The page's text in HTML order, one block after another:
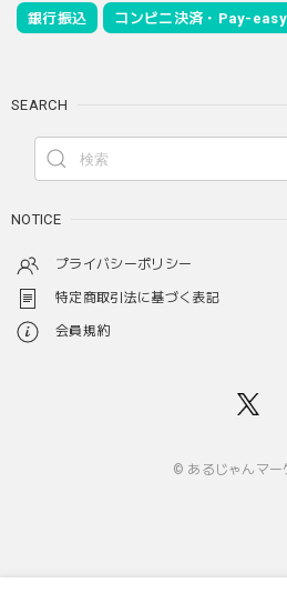
銀行振込 コンビニ決済・Pay-easy
SEARCH
NOTICE
プライバシーポリシー
特定商取引法に基づく表記
会員規約
© あるじゃんマー